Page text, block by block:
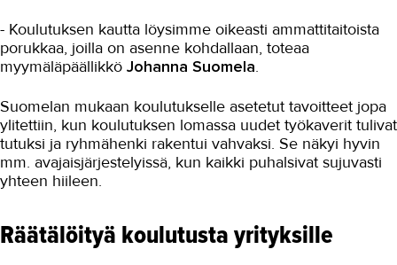
Muurarin jatko-opinnot
Laatoittajaksi tutun oppilaitoksen
ADHD ja opiskelu
Tulisijan koepoltto
Kierrätysmateriaaleista loihdittiin
joulutaideteoksia
- Koulutuksen kautta löysimme oikeasti ammattitaitoista
porukkaa, joilla on asenne kohdallaan, toteaa
myymäläpäällikkö Johanna Suomela.
Suomelan mukaan koulutukselle asetetut tavoitteet jopa
ylitettiin, kun koulutuksen lomassa uudet työkaverit tulivat
tutuksi ja ryhmähenki rakentui vahvaksi. Se näkyi hyvin
mm. avajaisjärjestelyissä, kun kaikki puhalsivat sujuvasti
yhteen hiileen.
Räätälöityä koulutusta yrityksille